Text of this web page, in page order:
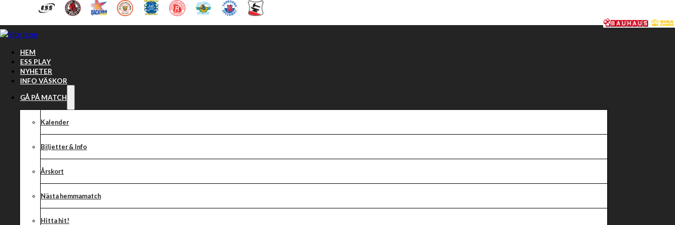
Hoppa till huvudinnehåll Hoppa till sidfot
HEM
ESS PLAY
NYHETER
INFO VÄSKOR
GÅ PÅ MATCH
Kalender
Biljetter & Info
Årskort
Nästa hemmamatch
Hitta hit!